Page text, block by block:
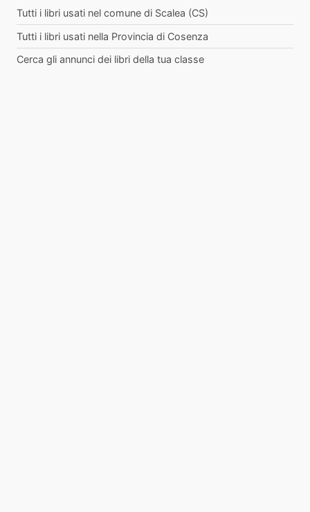
Tutti i libri usati nel comune di Scalea (CS)
Tutti i libri usati nella Provincia di Cosenza
Cerca gli annunci dei libri della tua classe